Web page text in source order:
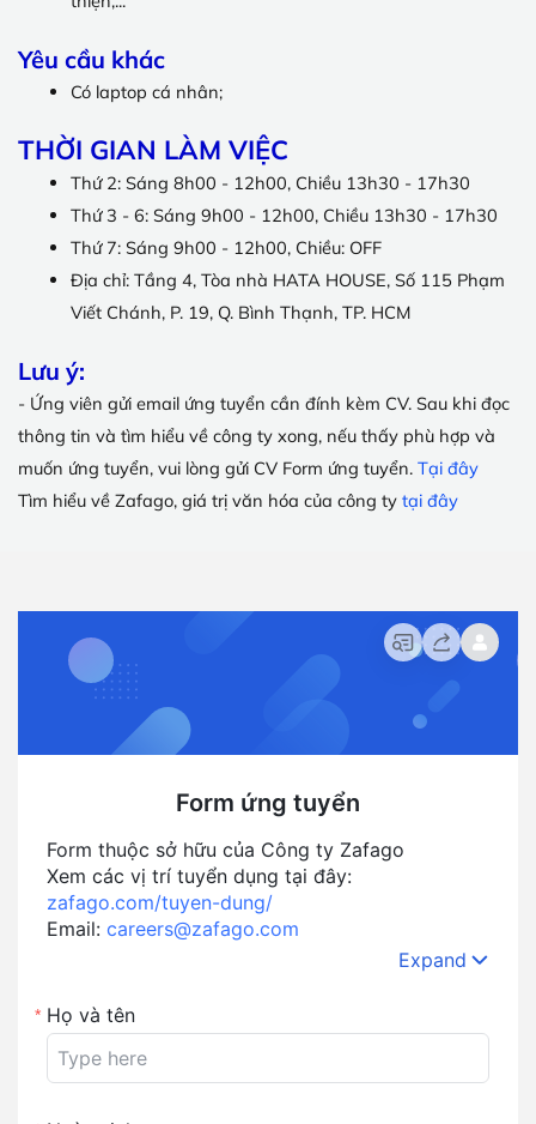
Yêu cầu khác
Có laptop cá nhân;
THỜI GIAN LÀM VIỆC
Thứ 2: Sáng 8h00 - 12h00, Chiều 13h30 - 17h30
Thứ 3 - 6: Sáng 9h00 - 12h00, Chiều 13h30 - 17h30
Thứ 7: Sáng 9h00 - 12h00, Chiều: OFF
Địa chỉ: Tầng 4, Tòa nhà HATA HOUSE, Số 115 Phạm
Viết Chánh, P. 19, Q. Bình Thạnh, TP. HCM
Lưu ý:
- Ứng viên gửi email ứng tuyển cần đính kèm CV. Sau khi đọc
thông tin và tìm hiểu về công ty xong, nếu thấy phù hợp và
muốn ứng tuyển, vui lòng gửi CV Form ứng tuyển. Tại đây
Tìm hiểu về Zafago, giá trị văn hóa của công ty tại đây